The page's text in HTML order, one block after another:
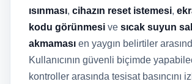
ısınması, cihazın reset istemesi,
kodu görünmesi ve sıcak suyun
akmaması en yaygın belirtiler
Kullanıcının güvenli biçimde
kontroller arasında tesisat basıncını